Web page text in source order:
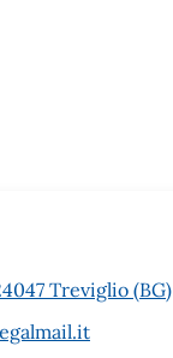
Treviglio (BG)